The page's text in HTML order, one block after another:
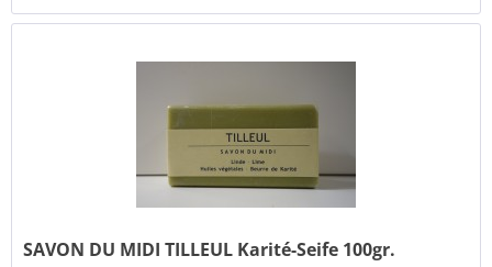
SAVON DU MIDI TILLEUL Karité-Seife 100gr.